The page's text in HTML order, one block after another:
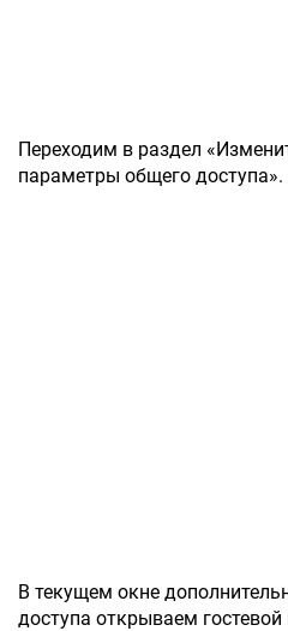
Переходим в раздел
параметры общего доступа».
В текущем окне
доступа открываем